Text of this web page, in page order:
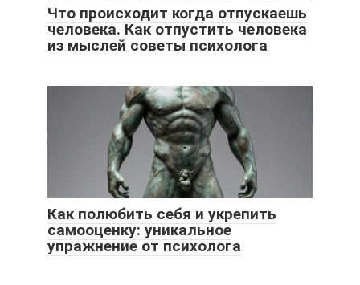
Что происходит когда отпускаешь
человека. Как отпустить человека
из мыслей советы психолога
Как полюбить себя и укрепить
самооценку: уникальное
упражнение от психолога